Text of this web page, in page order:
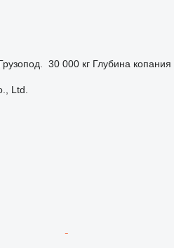
30 000 кг Глубина копания
Ltd.